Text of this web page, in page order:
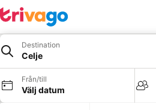
Destination
Celje
Från/till
Välj datum